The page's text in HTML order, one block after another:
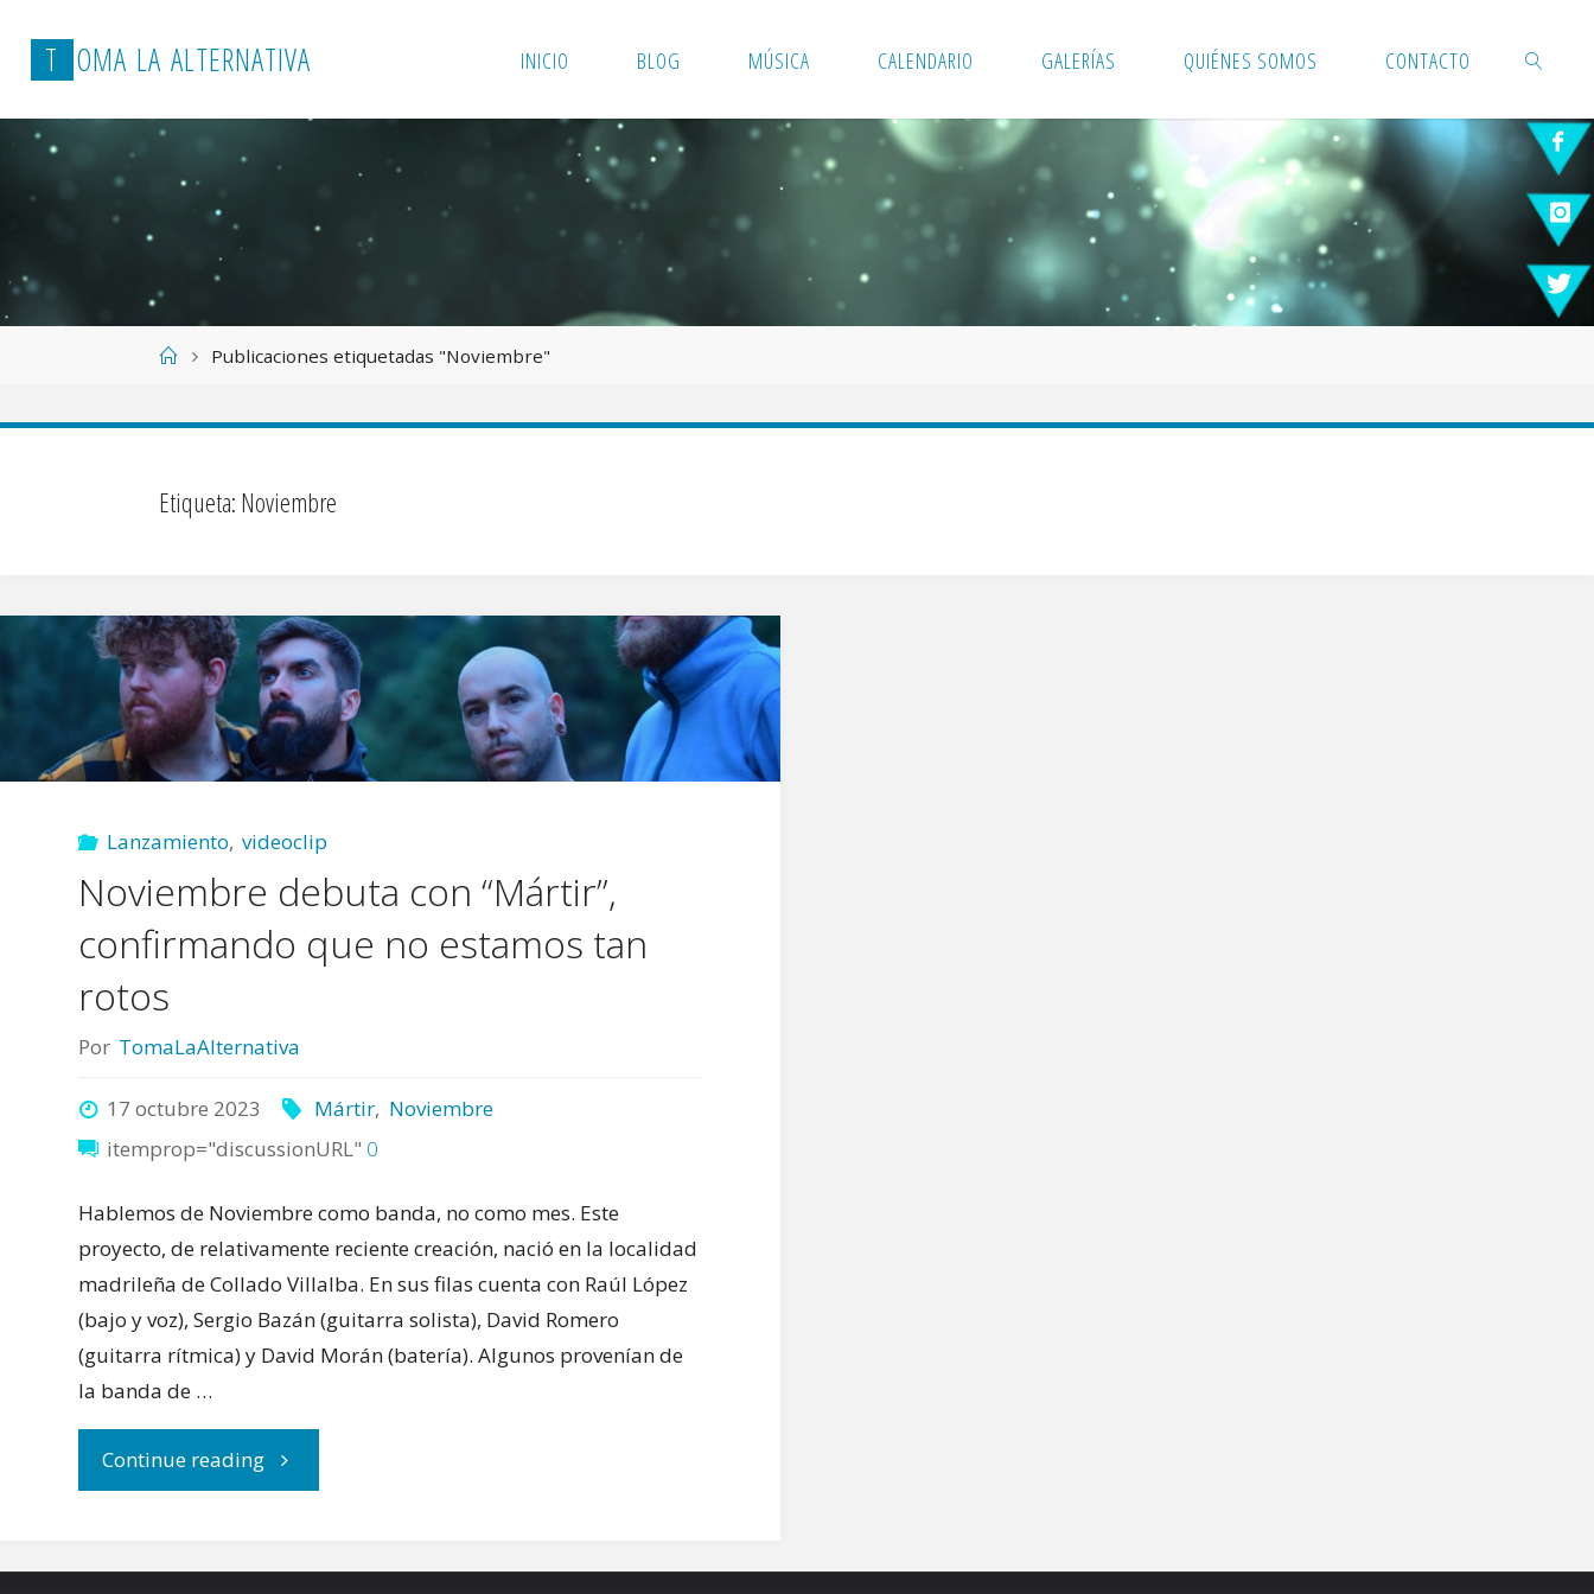
T OMA LA ALTERNATIVA INICIO BLOG MÚSICA CALENDARIO GALERÍAS QUIÉNES SOMOS CONTACTO
BUSCAR
Página
Inicio
Publicaciones etiquetadas "Noviembre"
Etiqueta: Noviembre
Lanzamiento, videoclip
Noviembre debuta con “Mártir”,
confirmando que no estamos tan
rotos
Por TomaLaAlternativa
17 octubre 2023 Mártir, Noviembre
itemprop="discussionURL" 0
Hablemos de Noviembre como banda, no como mes. Este
proyecto, de relativamente reciente creación, nació en la localidad
madrileña de Collado Villalba. En sus filas cuenta con Raúl López
(bajo y voz), Sergio Bazán (guitarra solista), David Romero
(guitarra rítmica) y David Morán (batería). Algunos provenían de
la banda de …
Continue reading"Noviembre
con